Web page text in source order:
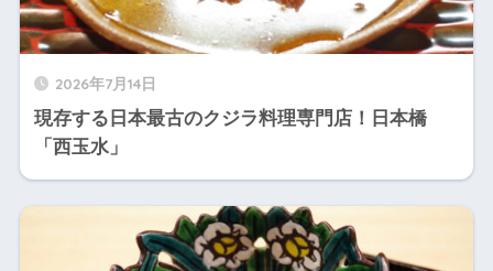
2026年7月14日
現存する日本最古のクジラ料理専門店！日本橋
「西玉水」